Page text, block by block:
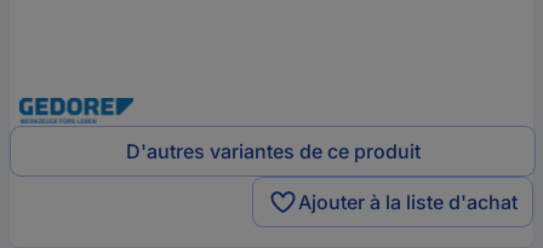
D'autres variantes de ce produit
Ajouter à la liste d'achat